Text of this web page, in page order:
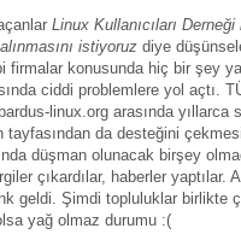
Linux Kullanıcıları
istiyoruz diye
firmalar konusunda hiç bir şey
ciddi problemlere yol açtı.
linux.org arasında yıllarca
tayfasından da desteğini
düşman olunacak birşey
çıkardılar, haberler
geldi. Şimdi topluluklar birlikte
yağ olmaz durumu :(